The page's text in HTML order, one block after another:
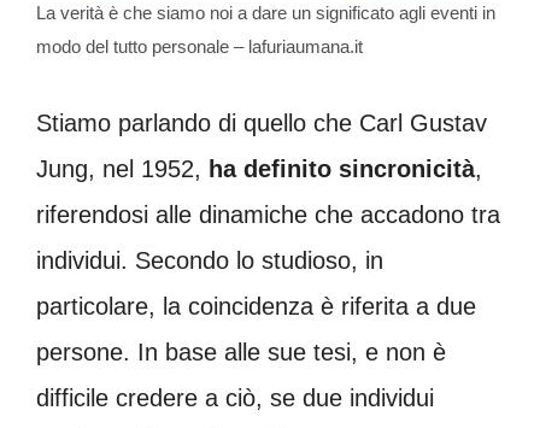
La verità è che siamo noi a dare un significato agli eventi in
modo del tutto personale – lafuriaumana.it
Stiamo parlando di quello che Carl Gustav
Jung, nel 1952, ha definito sincronicità,
riferendosi alle dinamiche che accadono tra
individui. Secondo lo studioso, in
particolare, la coincidenza è riferita a due
persone. In base alle sue tesi, e non è
difficile credere a ciò, se due individui